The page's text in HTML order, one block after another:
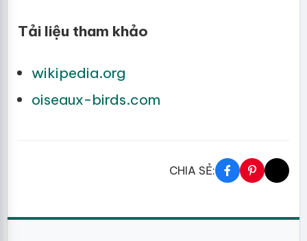
Tải liệu tham khảo
wikipedia.org
oiseaux-birds.com
CHIA SẺ: